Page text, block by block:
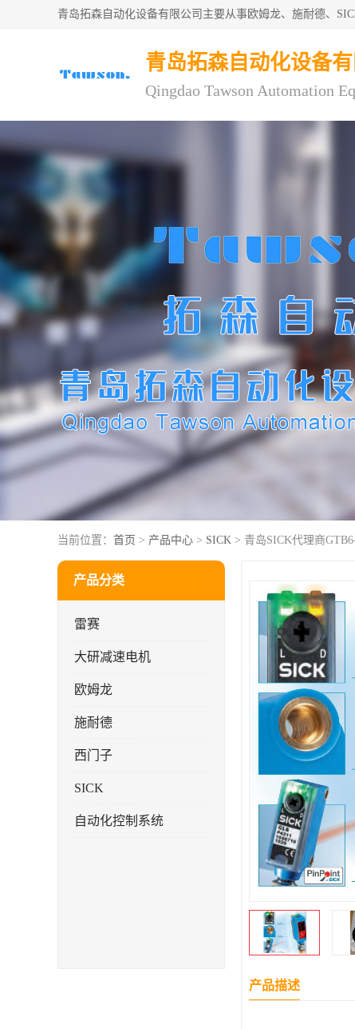
青岛拓森自动化设备有限公司主要从事欧姆龙、施耐德、
青岛拓森自动化设备
Qingdao Tawson Automation
当前位置： 首页 > 产品中心 > SICK > 青岛SICK代理商
产品分类
雷赛
大研减速电机
欧姆龙
施耐德
西门子
SICK
自动化控制系统
产品描述